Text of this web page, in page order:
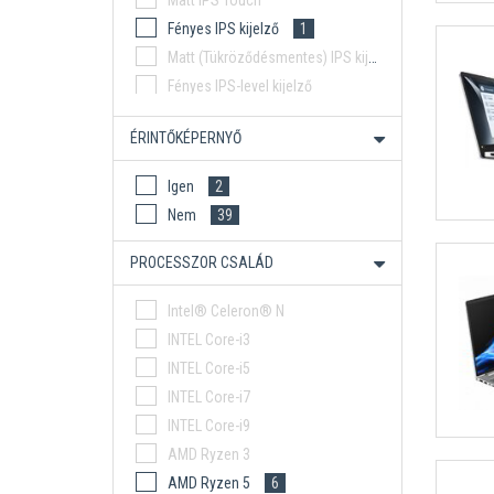
Fényes IPS kijelző
1
Matt (Tükröződésmentes) IPS kijelző
Fényes IPS-level kijelző
Matt (Tükröződésmentes) IPS-level kijelző
Fényes OLED kijelző
ÉRINTŐKÉPERNYŐ
Igen
2
Nem
39
PROCESSZOR CSALÁD
Intel® Celeron® N
INTEL Core-i3
INTEL Core-i5
INTEL Core-i7
INTEL Core-i9
AMD Ryzen 3
AMD Ryzen 5
6